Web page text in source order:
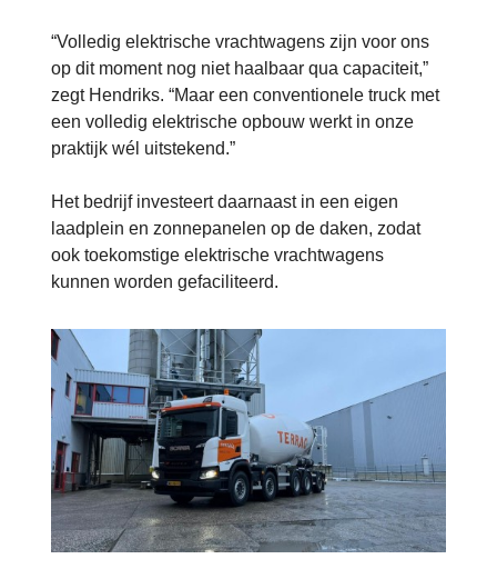
“Volledig elektrische vrachtwagens zijn voor ons
op dit moment nog niet haalbaar qua capaciteit,”
zegt Hendriks. “Maar een conventionele truck met
een volledig elektrische opbouw werkt in onze
praktijk wél uitstekend.”
Het bedrijf investeert daarnaast in een eigen
laadplein en zonnepanelen op de daken, zodat
ook toekomstige elektrische vrachtwagens
kunnen worden gefaciliteerd.